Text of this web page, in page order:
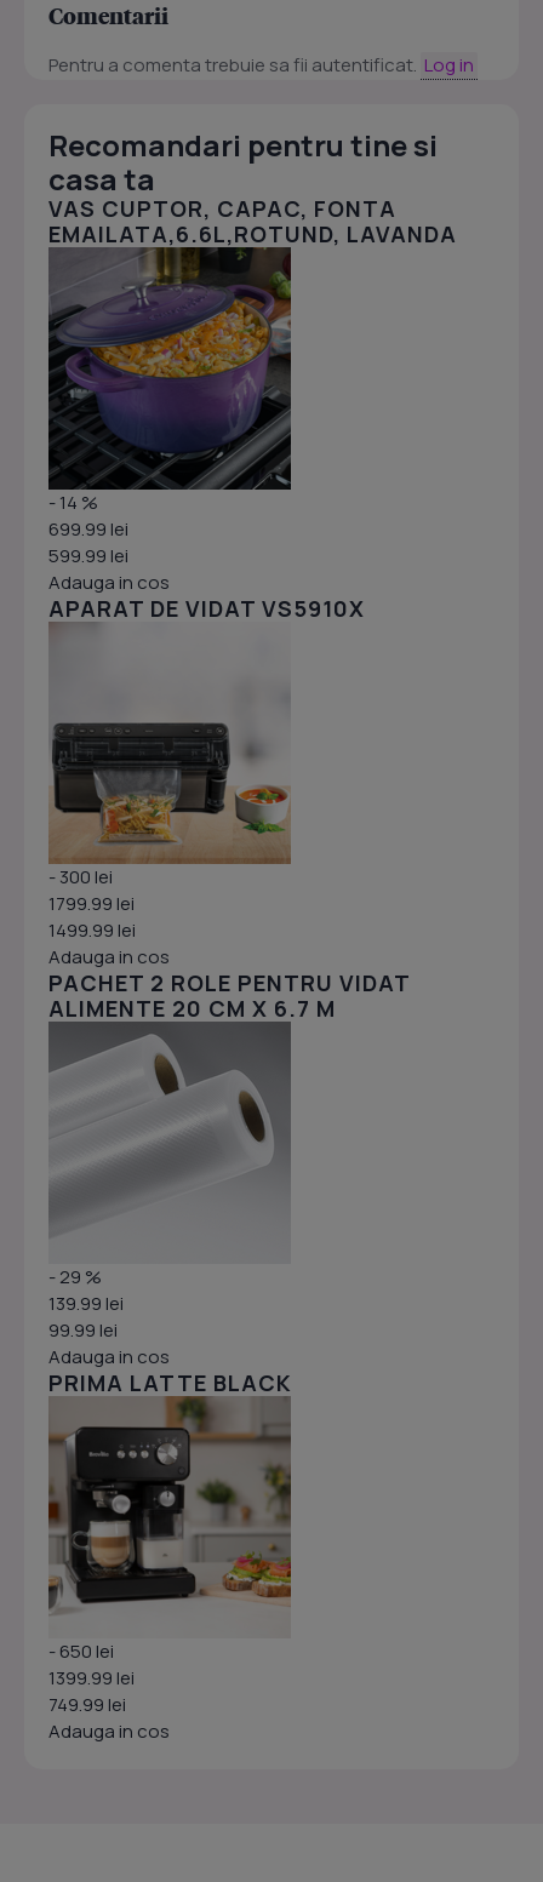
Comentarii
Pentru a comenta trebuie sa fii autentificat. Log in
Recomandari pentru tine si
casa ta
VAS CUPTOR, CAPAC, FONTA
EMAILATA,6.6L,ROTUND, LAVANDA
- 14 %
699.99 lei
599.99 lei
Adauga in cos
APARAT DE VIDAT VS5910X
- 300 lei
1799.99 lei
1499.99 lei
Adauga in cos
PACHET 2 ROLE PENTRU VIDAT
ALIMENTE 20 CM X 6.7 M
- 29 %
139.99 lei
99.99 lei
Adauga in cos
PRIMA LATTE BLACK
- 650 lei
1399.99 lei
749.99 lei
Adauga in cos